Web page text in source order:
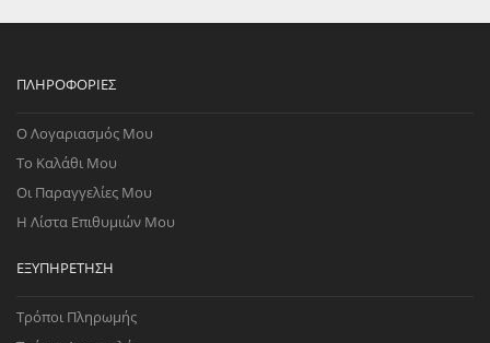
ΠΛΗΡΟΦΟΡΊΕΣ
Ο Λογαριασμός Μου
Το Καλάθι Μου
Οι Παραγγελίες Μου
Η Λίστα Επιθυμιών Μου
ΕΞΥΠΗΡΈΤΗΣΗ
Τρόποι Πληρωμής